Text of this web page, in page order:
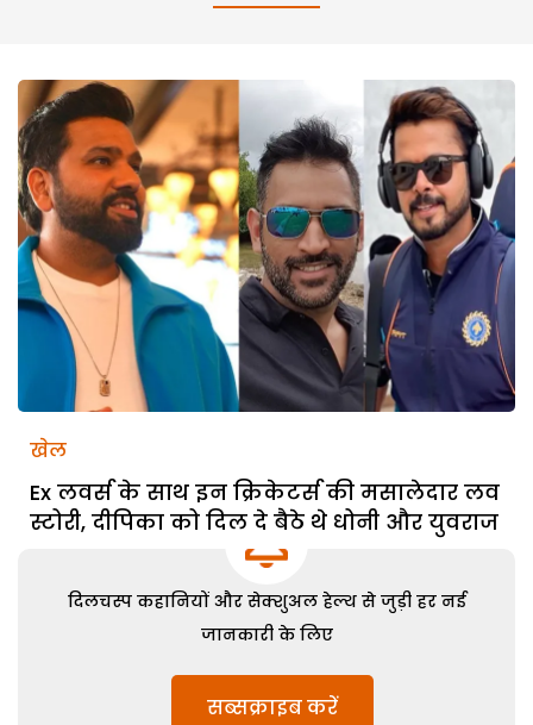
खेल
Ex लवर्स के साथ इन क्रिकेटर्स की मसालेदार लव
स्टोरी, दीपिका को दिल दे बैठे थे धोनी और युवराज
दिलचस्प कहानियों और सेक्शुअल हेल्थ से जुड़ी हर नई
जानकारी के लिए
सब्सक्राइब करें